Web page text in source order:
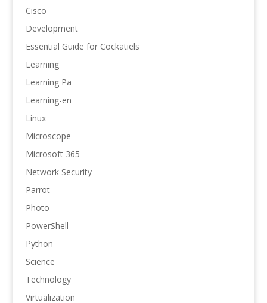
Cisco
Development
Essential Guide for Cockatiels
Learning
Learning Pa
Learning-en
Linux
Microscope
Microsoft 365
Network Security
Parrot
Photo
PowerShell
Python
Science
Technology
Virtualization